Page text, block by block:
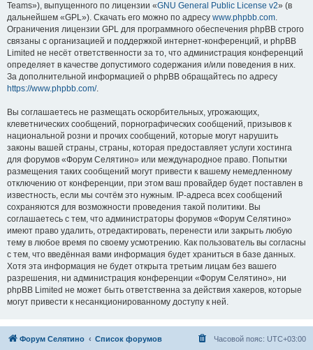
Teams»), выпущенного по лицензии «GNU General Public License v2» (в
дальнейшем «GPL»). Скачать его можно по адресу www.phpbb.com.
Ограничения лицензии GPL для программного обеспечения phpBB строго
связаны с организацией и поддержкой интернет-конференций, и phpBB
Limited не несёт ответственности за то, что администрация конференций
определяет в качестве допустимого содержания и/или поведения в них.
За дополнительной информацией о phpBB обращайтесь по адресу
https://www.phpbb.com/.
Вы соглашаетесь не размещать оскорбительных, угрожающих,
клеветнических сообщений, порнографических сообщений, призывов к
национальной розни и прочих сообщений, которые могут нарушить
законы вашей страны, страны, которая предоставляет услуги хостинга
для форумов «Форум Селятино» или международное право. Попытки
размещения таких сообщений могут привести к вашему немедленному
отключению от конференции, при этом ваш провайдер будет поставлен в
известность, если мы сочтём это нужным. IP-адреса всех сообщений
сохраняются для возможности проведения такой политики. Вы
соглашаетесь с тем, что администраторы форумов «Форум Селятино»
имеют право удалить, отредактировать, перенести или закрыть любую
тему в любое время по своему усмотрению. Как пользователь вы согласны
с тем, что введённая вами информация будет храниться в базе данных.
Хотя эта информация не будет открыта третьим лицам без вашего
разрешения, ни администрация конференции «Форум Селятино», ни
phpBB Limited не может быть ответственна за действия хакеров, которые
могут привести к несанкционированному доступу к ней.
Форум Селятино Список форумов Часовой пояс: UTC+03:00